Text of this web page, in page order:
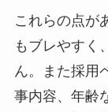
これらの点が
もブレやすく
ん。また採用
事内容、年齢